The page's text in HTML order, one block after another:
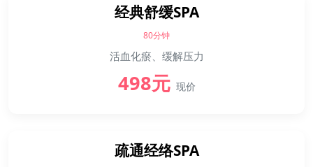
经典舒缓SPA
80分钟
活血化瘀、缓解压力
498元 现价
疏通经络SPA